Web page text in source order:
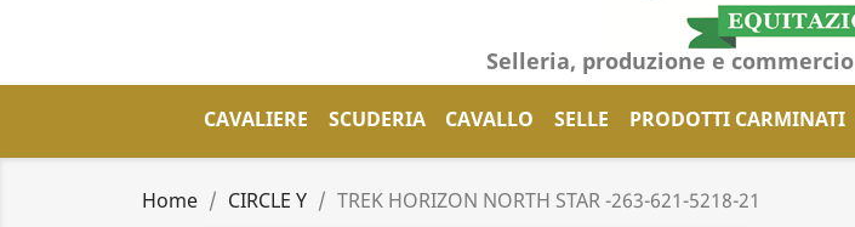
Selleria, produzione e
CAVALIERE SCUDERIA CAVALLO SELLE PRODOTTI CARMINATI
Home CIRCLE Y TREK HORIZON NORTH STAR -263-621-5218-21